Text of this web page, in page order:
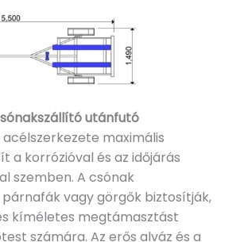
utánfutó
maximális
a korrózióval és az időjárás
szemben. A csónak
vagy görgők biztosítják,
kíméletes megtámasztást
számára. Az erős alváz és a